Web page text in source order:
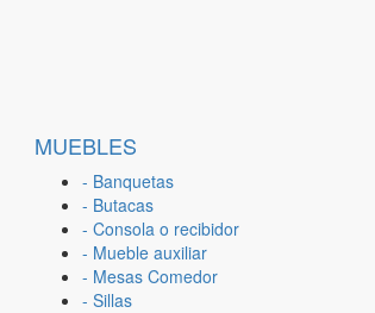
MUEBLES
- Banquetas
- Butacas
- Consola o recibidor
- Mueble auxiliar
- Mesas Comedor
- Sillas